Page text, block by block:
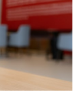
Quyết
Riêng
Nhãn
Du học